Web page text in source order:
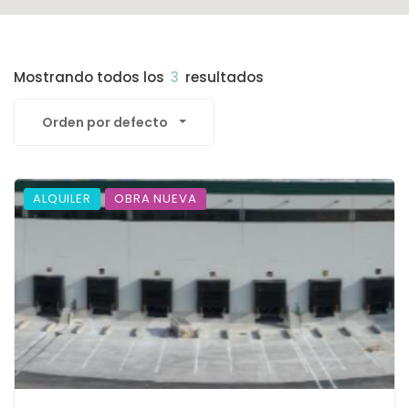
Mostrando todos los 3 resultados
Orden por defecto
ALQUILER OBRA NUEVA